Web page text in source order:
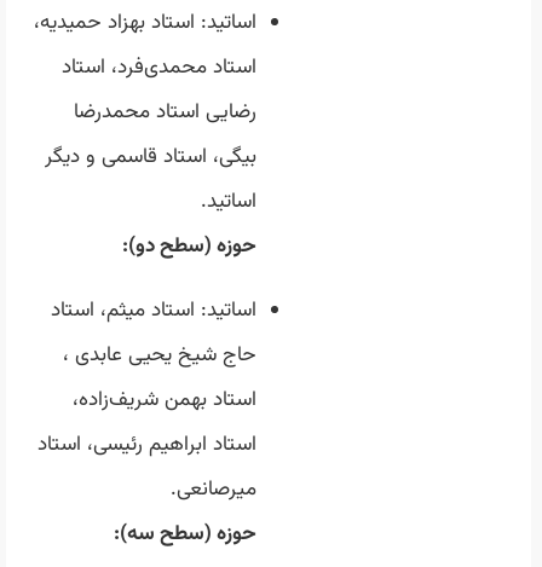
اساتید: استاد بهزاد حمیدیه،
استاد محمدی‌فرد، استاد
رضایی استاد محمدرضا
بیگی، استاد قاسمی و دیگر
اساتید.
حوزه (سطح دو):
اساتید: استاد میثم، استاد
حاج شیخ یحیی عابدی ،
استاد بهمن شریف‌زاده،
استاد ابراهیم رئیسی، استاد
میرصانعی.
حوزه (سطح سه):